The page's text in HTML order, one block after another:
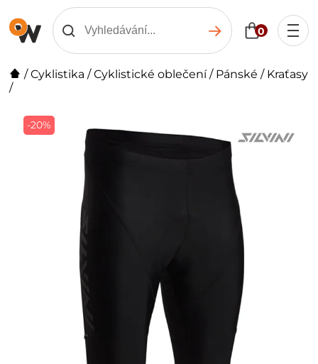
0
/Cyklistika /Cyklistické oblečení/ Pánské / Kraťasy
/
-20%